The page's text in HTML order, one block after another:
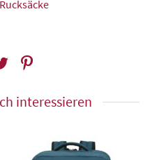
Rucksäcke
interessieren